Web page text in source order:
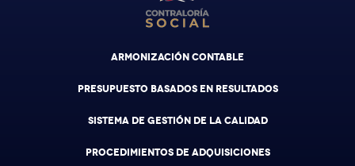
ARMONIZACIÓN CONTABLE
PRESUPUESTO BASADOS EN RESULTADOS
SISTEMA DE GESTIÓN DE LA CALIDAD
PROCEDIMIENTOS DE ADQUISICIONES